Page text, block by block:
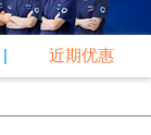
| 近期优惠